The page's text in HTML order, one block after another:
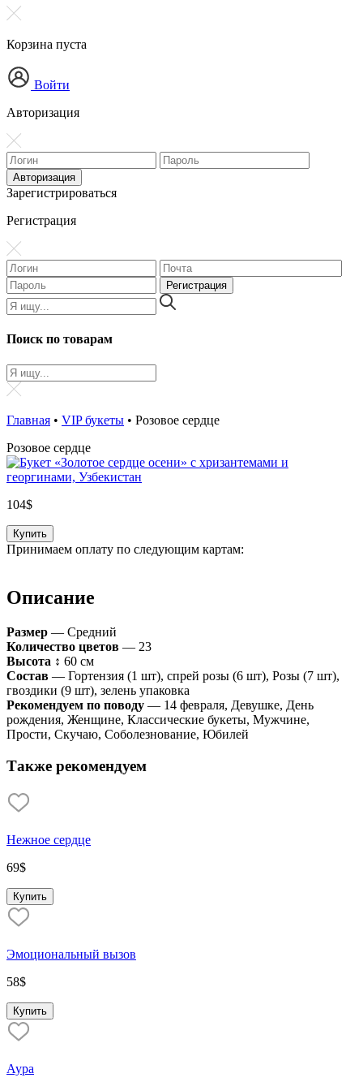
Корзина пуста
Войти
Авторизация
Зарегистрироваться
Регистрация
Поиск по товарам
Главная • VIP букеты • Розовое сердце
Розовое сердце
104$
Купить
Принимаем оплату по следующим картам:
Описание
Размер — Средний
Количество цветов — 23
Высота ↕ 60 см
Состав — Гортензия (1 шт), спрей розы (6 шт), Розы (7 шт),
гвоздики (9 шт), зелень упаковка
Рекомендуем по поводу — 14 февраля, Девушке, День
рождения, Женщине, Классические букеты, Мужчине,
Прости, Скучаю, Соболезнование, Юбилей
Также рекомендуем
Нежное сердце
69$
Купить
Эмоциональный вызов
58$
Купить
Аура